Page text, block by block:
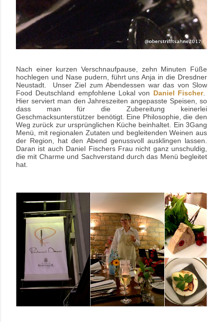
Nach einer kurzen Verschnaufpause, zehn Minuten Füße
hochlegen und Nase pudern, führt uns Anja in die Dresdner
Neustadt. Unser Ziel zum Abendessen war das von Slow
Food Deutschland empfohlene Lokal von Daniel Fischer.
Hier serviert man den Jahreszeiten angepasste Speisen, so
dass man für die Zubereitung keinerlei
Geschmacksunterstützer benötigt. Eine Philosophie, die den
Weg zurück zur ursprünglichen Küche beinhaltet. Ein 3Gang
Menü, mit regionalen Zutaten und begleitenden Weinen aus
der Region, hat den Abend genussvoll ausklingen lassen.
Daran ist auch Daniel Fischers Frau nicht ganz unschuldig,
die mit Charme und Sachverstand durch das Menü begleitet
hat.